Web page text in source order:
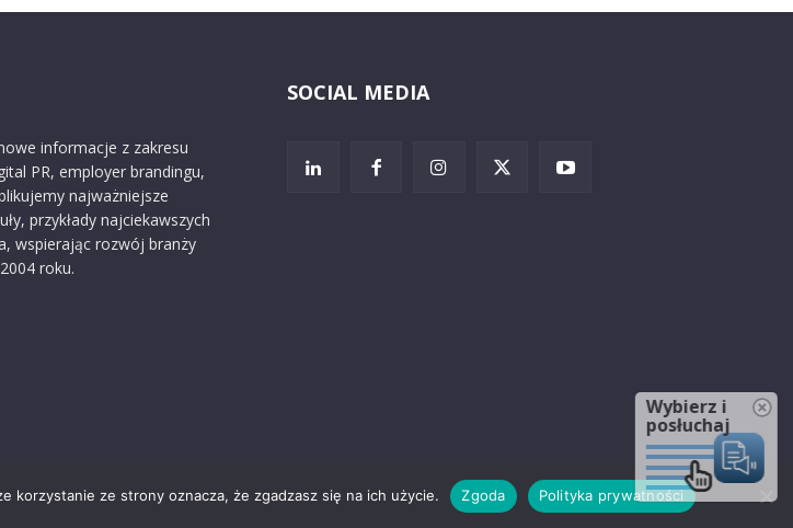
informacje z zakresu
PR, employer brandingu,
najważniejsze
przykłady najciekawszych
wspierając rozwój branży
roku.
SOCIAL MEDIA
O nas Reklama Zastrzeżenia prawne
korzystanie ze strony oznacza, że zgadzasz się na ich użycie. Zgoda Polityka prywatności
Wybierz i
posłuchaj